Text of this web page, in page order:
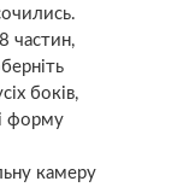
частин,
боків,
форму
камеру